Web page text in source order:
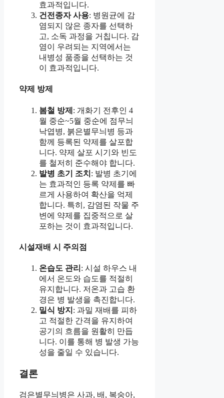
효과적입니다.
건전종자 사용: 병원균에 감
염되지 않은 종자를 선택하
고, 소독 과정을 거칩니다. 감
염이 우려되는 지역에서는
내병성 품종을 선택하는 것
이 효과적입니다.
약제 방제
봄철 방제 : 개화기 전후인 4
월 중순~5월 중순에 점무늬
낙엽병, 붉은별무늬병 등과
함께 등록된 약제를 살포합
니다. 약제 살포 시기와 빈도
를 철저히 준수해야 합니다.
발병 초기 조치 : 발병 초기에
는 효과적인 등록 약제를 빠
르게 사용하여 확산을 억제
합니다. 특히, 감염된 작물 주
변에 약제를 집중적으로 살
포하는 것이 효과적입니다.
시설재배 시 주의점
온습도 관리 : 시설 하우스 내
에서 온도와 습도를 적절히
유지합니다. 저온과 고습 환
경은 병 발생을 촉진합니다.
밀식 방지 : 과밀 재배를 피하
고 적절한 간격을 유지하여
공기의 흐름을 원활히 만듭
니다. 이를 통해 병 발생 가능
성을 줄일 수 있습니다.
결론
검은별무늬병은 사과, 배, 복숭아,